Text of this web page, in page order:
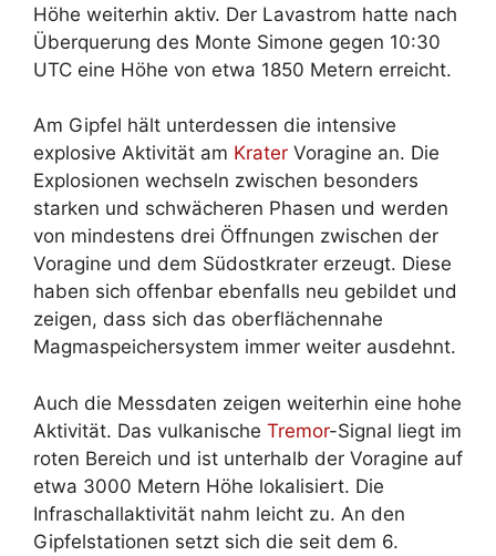
Höhe weiterhin aktiv. Der Lavastrom hatte nach
Überquerung des Monte Simone gegen 10:30
UTC eine Höhe von etwa 1850 Metern erreicht.
Am Gipfel hält unterdessen die intensive
explosive Aktivität am Krater Voragine an. Die
Explosionen wechseln zwischen besonders
starken und schwächeren Phasen und werden
von mindestens drei Öffnungen zwischen der
Voragine und dem Südostkrater erzeugt. Diese
haben sich offenbar ebenfalls neu gebildet und
zeigen, dass sich das oberflächennahe
Magmaspeichersystem immer weiter ausdehnt.
Auch die Messdaten zeigen weiterhin eine hohe
Aktivität. Das vulkanische Tremor-Signal liegt im
roten Bereich und ist unterhalb der Voragine auf
etwa 3000 Metern Höhe lokalisiert. Die
Infraschallaktivität nahm leicht zu. An den
Gipfelstationen setzt sich die seit dem 6.